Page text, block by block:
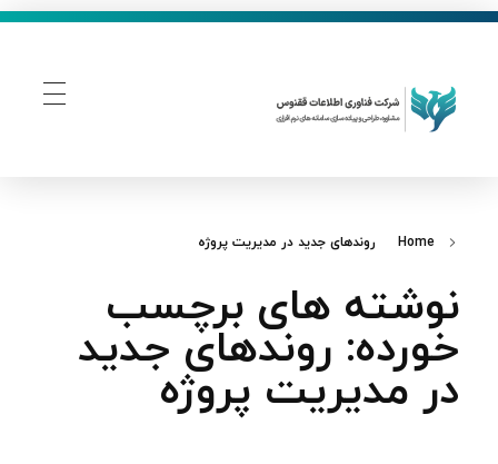
Home روندهای جدید در مدیریت پروژه
نوشته های برچسب
خورده: روندهای جدید
در مدیریت پروژه